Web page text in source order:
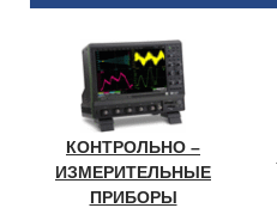
КОНТРОЛЬНО –
ИЗМЕРИТЕЛЬНЫЕ
ПРИБОРЫ